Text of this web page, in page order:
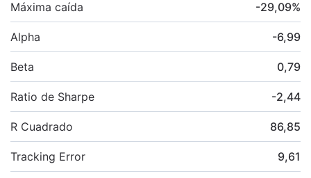
Máxima caída -29,09%
Alpha -6,99
Beta 0,79
Ratio de Sharpe -2,44
R Cuadrado 86,85
Tracking Error 9,61